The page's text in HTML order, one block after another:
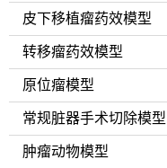
皮下移植瘤药效模型
转移瘤药效模型
原位瘤模型
常规脏器手术切除模型
肿瘤动物模型